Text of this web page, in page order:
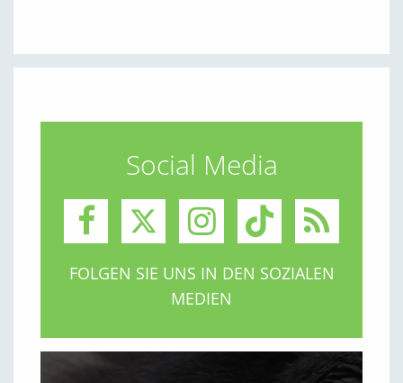
Social Media
FOLGEN SIE UNS IN DEN SOZIALEN
MEDIEN